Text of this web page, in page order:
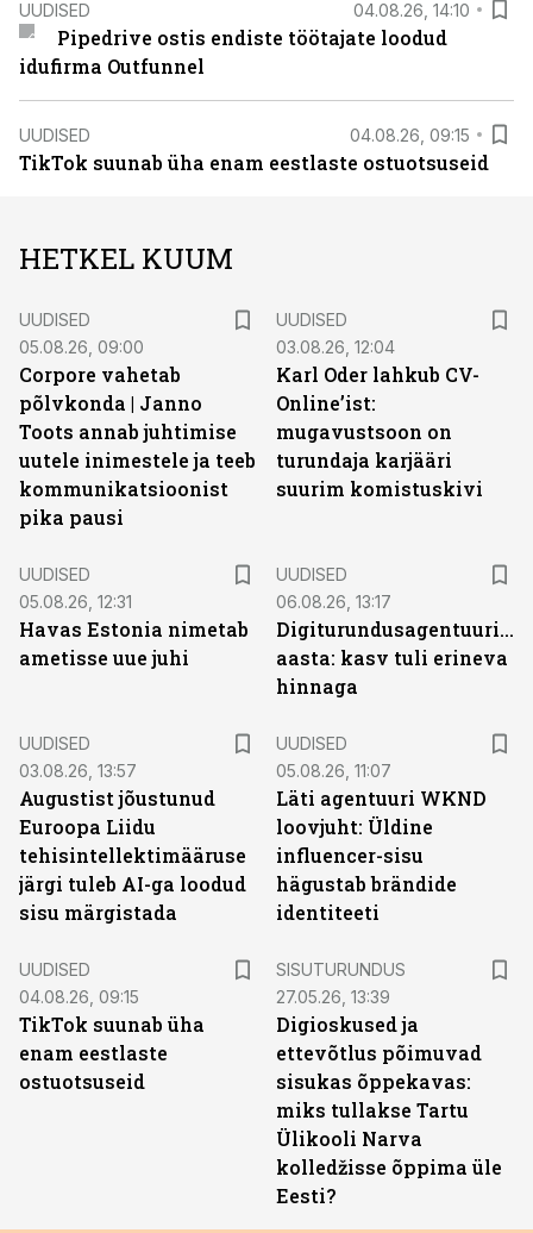
UUDISED 04.08.26, 14:10
Pipedrive ostis endiste töötajate loodud
idufirma Outfunnel
UUDISED 04.08.26, 09:15
TikTok suunab üha enam eestlaste ostuotsuseid
HETKEL KUUM
UUDISED
05.08.26, 09:00
Corpore vahetab
põlvkonda | Janno
Toots annab juhtimise
uutele inimestele ja teeb
kommunikatsioonist
pika pausi
UUDISED
03.08.26, 12:04
Karl Oder lahkub CV-
Online’ist:
mugavustsoon on
turundaja karjääri
suurim komistuskivi
UUDISED
05.08.26, 12:31
Havas Estonia nimetab
ametisse uue juhi
UUDISED
06.08.26, 13:17
Digiturundusagentuuride
aasta: kasv tuli erineva
hinnaga
UUDISED
03.08.26, 13:57
Augustist jõustunud
Euroopa Liidu
tehisintellektimääruse
järgi tuleb AI-ga loodud
sisu märgistada
UUDISED
05.08.26, 11:07
Läti agentuuri WKND
loovjuht: Üldine
influencer-sisu
hägustab brändide
identiteeti
UUDISED
04.08.26, 09:15
TikTok suunab üha
enam eestlaste
ostuotsuseid
SISUTURUNDUS
27.05.26, 13:39
Digioskused ja
ettevõtlus põimuvad
sisukas õppekavas:
miks tullakse Tartu
Ülikooli Narva
kolledžisse õppima üle
Eesti?